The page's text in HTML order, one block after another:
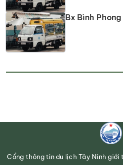
Bx Bình
Cổng thông tin du lịch Tây Ninh giới